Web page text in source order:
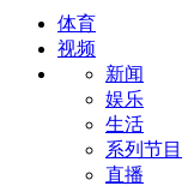
体育
视频
新闻
娱乐
生活
系列节目
直播